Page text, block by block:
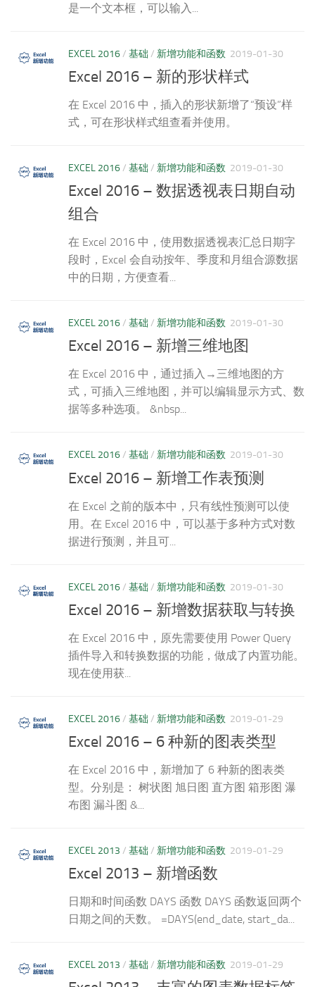
是一个文本框，可以输入...
EXCEL 2016/ 基础 / 新增功能和函数 2019-01-30
Excel 2016 – 新的形状样式
在 Excel 2016 中，插入的形状新增了“预设”样
式，可在形状样式组查看并使用。
EXCEL 2016/ 基础 / 新增功能和函数 2019-01-30
Excel 2016 – 数据透视表日期自动
组合
在 Excel 2016 中，使用数据透视表汇总日期字
段时，Excel 会自动按年、季度和月组合源数据
中的日期，方便查看...
EXCEL 2016/ 基础 / 新增功能和函数 2019-01-30
Excel 2016 – 新增三维地图
在 Excel 2016 中，通过插入→三维地图的方
式，可插入三维地图，并可以编辑显示方式、数
据等多种选项。 &nbsp...
EXCEL 2016/ 基础 / 新增功能和函数 2019-01-30
Excel 2016 – 新增工作表预测
在 Excel 之前的版本中，只有线性预测可以使
用。在 Excel 2016 中，可以基于多种方式对数
据进行预测，并且可...
EXCEL 2016/ 基础 / 新增功能和函数 2019-01-30
Excel 2016 – 新增数据获取与转换
在 Excel 2016 中，原先需要使用 Power Query
插件导入和转换数据的功能，做成了内置功能。
现在使用获...
EXCEL 2016/ 基础 / 新增功能和函数 2019-01-29
Excel 2016 – 6 种新的图表类型
在 Excel 2016 中，新增加了 6 种新的图表类
型。分别是： 树状图 旭日图 直方图 箱形图 瀑
布图 漏斗图 &...
EXCEL 2013 / 基础 / 新增功能和函数 2019-01-29
Excel 2013 – 新增函数
日期和时间函数 DAYS 函数 DAYS 函数返回两个
日期之间的天数。 =DAYS(end_date, start_da...
EXCEL 2013 / 基础 / 新增功能和函数 2019-01-29